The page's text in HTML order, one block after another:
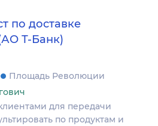
по доставке
Т-Банк)
Площадь Революции
для передачи
по продуктам и